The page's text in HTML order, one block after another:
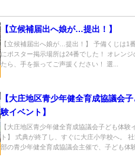
【立候補届出へ娘が…提出！】
【立候補届出へ娘が…提出！】 予備くじは1
にポスター掲示場所は24番でした！ オレンジ
たら、手を振ってご声援ください！ 選...
【大庄地区青少年健全育成協議会
験イベント】
【大庄地区青少年健全育成協議会子ども体験
ト】 式典が終了し、すぐに大庄小学校へ。
部の青少年健全育成協議会主催で、子ども体験